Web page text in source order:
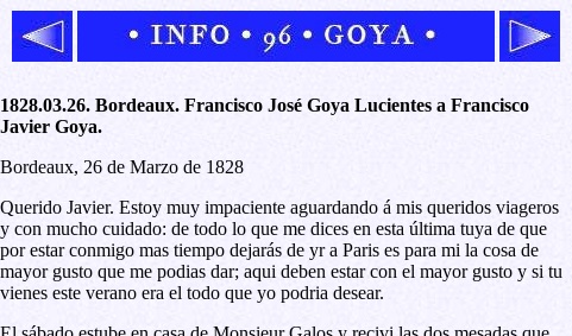
1828.03.26. Bordeaux. Francisco José Goya Lucientes a Francisco
Javier Goya.
Bordeaux, 26 de Marzo de 1828
Querido Javier. Estoy muy impaciente aguardando á mis queridos viageros
y con mucho cuidado: de todo lo que me dices en esta última tuya de que
por estar conmigo mas tiempo dejarás de yr a Paris es para mi la cosa de
mayor gusto que me podias dar; aqui deben estar con el mayor gusto y si tu
vienes este verano era el todo que yo podria desear.